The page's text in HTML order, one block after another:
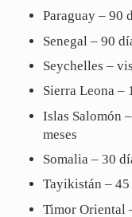
Paraguay – 90
Senegal – 90
Seychelles –
Sierra Leona –
Islas Salomón
meses
Somalia – 30
Tayikistán – 45
Timor Oriental